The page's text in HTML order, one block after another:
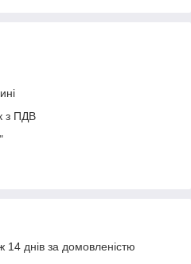
з ПДВ
днів за домовленістю